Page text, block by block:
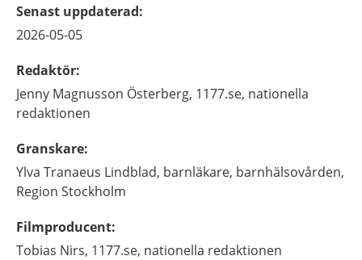
Senast uppdaterad:
2026-05-05
Redaktör:
Jenny Magnusson Österberg, 1177.se, nationella
redaktionen
Granskare:
Ylva Tranaeus Lindblad, barnläkare, barnhälsovården,
Region Stockholm
Filmproducent:
Tobias Nirs, 1177.se, nationella redaktionen